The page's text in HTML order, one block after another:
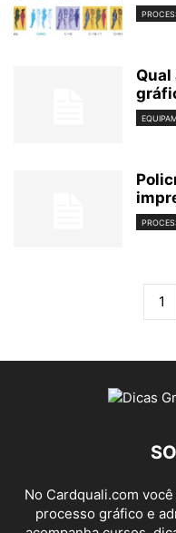
Qual
1
No Cardquali.com
processo gráfico e